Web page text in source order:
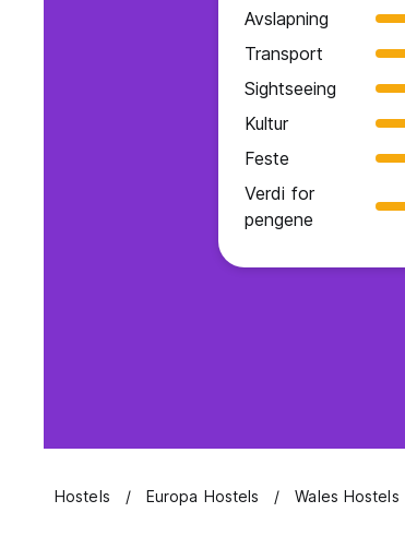
Avslapning
Transport
Sightseeing
Kultur
Feste
Verdi for
pengene
Hostels Europa Hostels Wales Hostels